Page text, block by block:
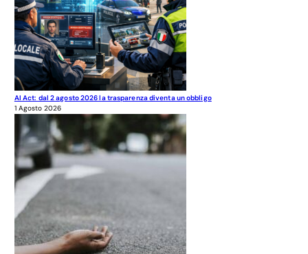
AI Act: dal 2 agosto 2026 la trasparenza diventa un obbligo
1 Agosto 2026